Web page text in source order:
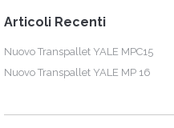
Articoli Recenti
Nuovo Transpallet YALE MPC15
Nuovo Transpallet YALE MP 16